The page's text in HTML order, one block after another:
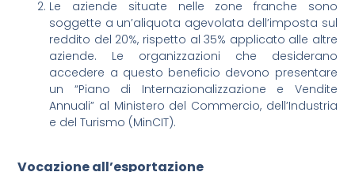
Le aziende situate nelle zone franche sono
soggette a un’aliquota agevolata dell’imposta sul
reddito del 20%, rispetto al 35% applicato alle altre
aziende. Le organizzazioni che desiderano
accedere a questo beneficio devono presentare
un “Piano di Internazionalizzazione e Vendite
Annuali” al Ministero del Commercio, dell’Industria
e del Turismo (MinCIT).
Vocazione all’esportazione